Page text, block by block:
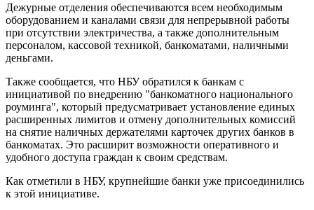
Дежурные отделения обеспечиваются всем необходимым
оборудованием и каналами связи для непрерывной работы
при отсутствии электричества, а также дополнительным
персоналом, кассовой техникой, банкоматами, наличными
деньгами.
Также сообщается, что НБУ обратился к банкам с
инициативой по внедрению "банкоматного национального
роуминга", который предусматривает установление единых
расширенных лимитов и отмену дополнительных комиссий
на снятие наличных держателями карточек других банков в
банкоматах. Это расширит возможности оперативного и
удобного доступа граждан к своим средствам.
Как отметили в НБУ, крупнейшие банки уже присоединились
к этой инициативе.